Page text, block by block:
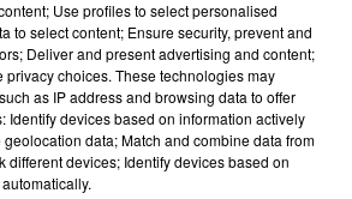
de la rue Caroline
nous a contactés
la présence
jeunes dans le
Use profiles to select personalised
to select content; Ensure security, prevent and
Deliver and present advertising and content;
privacy choices. These technologies may
as IP address and browsing data to offer
Identify devices based on information actively
data; Match and combine data from
different devices; Identify devices based on